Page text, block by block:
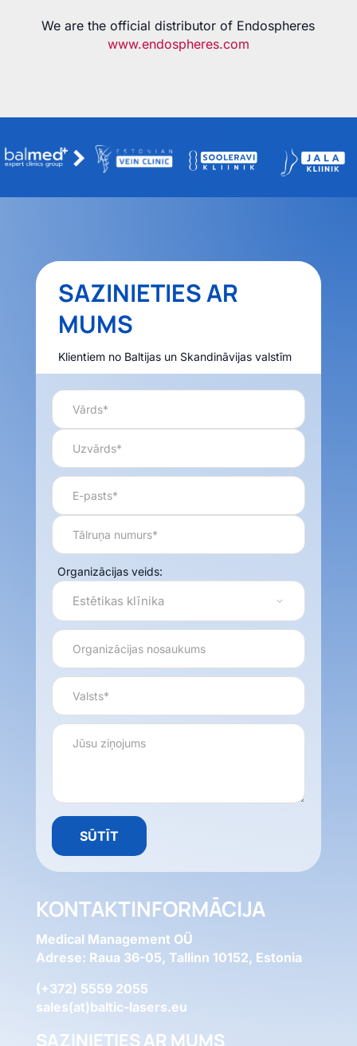
We are the official distributor of Endospheres
www.endospheres.com
SAZINIETIES AR
MUMS
Klientiem no Baltijas un Skandināvijas valstīm
Organizācijas veids:
KONTAKTINFORMĀCIJA
Medical Management OÜ
Adrese: Raua 36-05, Tallinn 10152, Estonia
(+372) 5559 2055
sales(at)baltic-lasers.eu
SAZINIETIES AR MUMS